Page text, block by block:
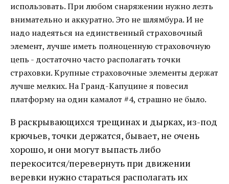
использовать. При любом снаряжении нужно лезть
внимательно и аккуратно. Это не шлямбура. И не
надо надеяться на единственный страховочный
элемент, лучше иметь полноценную страховочную
цепь - достаточно часто располагать точки
страховки. Крупные страховочные элементы держат
лучше мелких. На Гранд-Капуцине я повесил
платформу на один камалот #4, страшно не было.
В раскрывающихся трещинах и дырках, из-под
крючьев, точки держатся, бывает, не очень
хорошо, и они могут выпасть либо
перекосится/перевернуть при движении
веревки нужно стараться располагать их